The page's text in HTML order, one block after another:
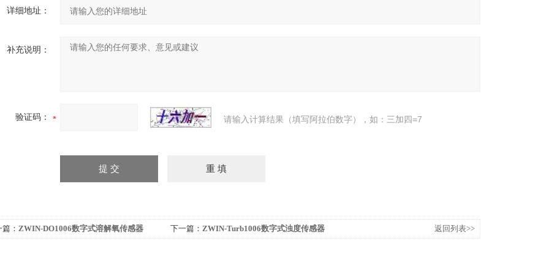
详细地址：
补充说明：
验证码： 请输入计算结果（填写阿拉伯数字），如：三加四=7
： ZWIN-DO1006数字式溶解氧传感器 下一篇： ZWIN-Turb1006数字式浊度传感器 返回列表>>